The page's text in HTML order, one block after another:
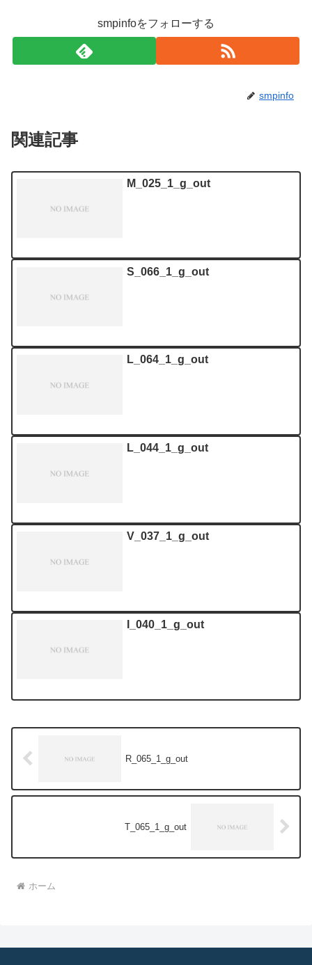
smpinfoをフォローする
smpinfo
関連記事
M_025_1_g_out
S_066_1_g_out
L_064_1_g_out
L_044_1_g_out
V_037_1_g_out
I_040_1_g_out
R_065_1_g_out
T_065_1_g_out
ホーム